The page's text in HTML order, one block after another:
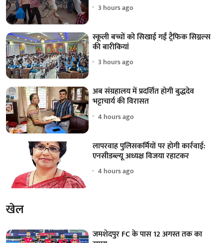
3 hours ago
स्कूली बच्चों को सिखाई गईं ट्रैफिक सिग्नल्स
की बारीकियां
3 hours ago
अब संग्रहालय में प्रदर्शित होगी बुद्धदेव
भट्टाचार्य की विरासत
4 hours ago
लापरवाह पुलिसकर्मियों पर होगी कार्रवाई:
एनसीडब्ल्यू अध्यक्ष विजया रहाटकर
4 hours ago
खेल
जमशेदपुर FC के पास 12 अगस्त तक का